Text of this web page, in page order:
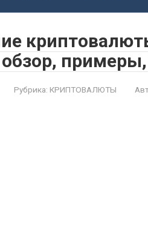
обзор,
Рубрика: КРИПТОВАЛЮТЫ